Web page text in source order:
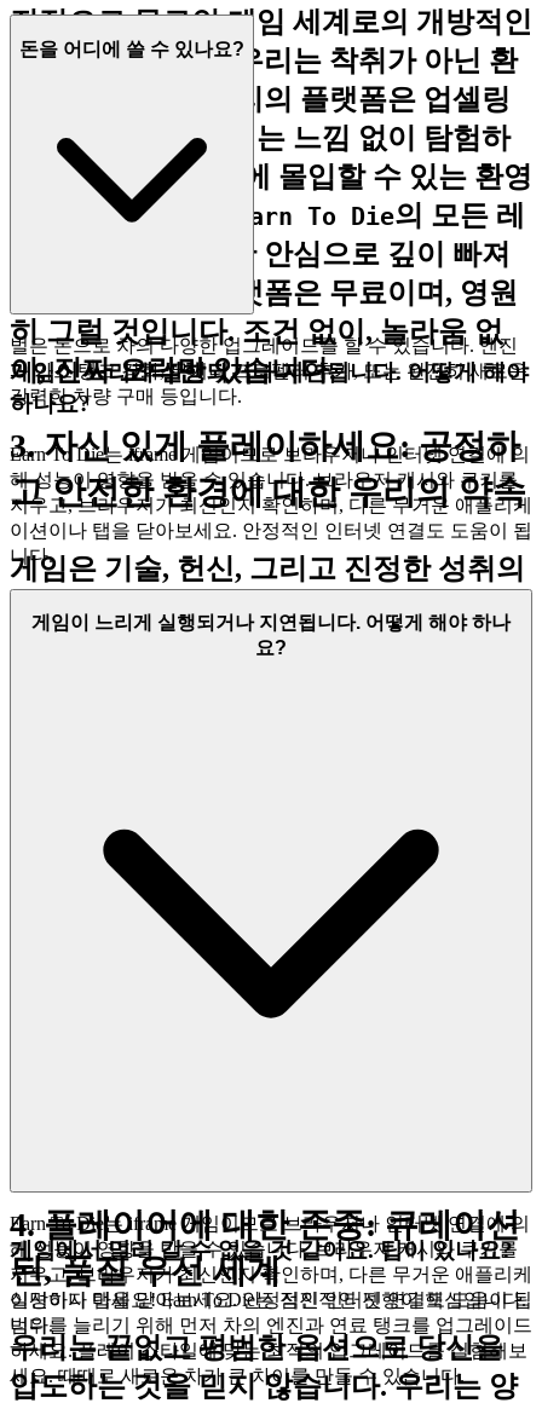
진정으로 무료인 게임 세계로의 개방적인
초대를 드립니다. 우리는 착취가 아닌 환
대에 믿습니다. 우리의 플랫폼은 업셀링
되거나 궁지에 몰리는 느낌 없이 탐험하
고, 실험하고, 경험에 몰입할 수 있는 환영
하는 공간입니다.
Earn To Die의 모든 레
벨과 전략에 완전한 안심으로 깊이 빠져
보세요. 우리의 플랫폼은 무료이며, 영원
히 그럴 것입니다. 조건 없이, 놀라움 없
이, 진짜 오락만 있습니다.
3. 자신 있게 플레이하세요: 공정하
고 안전한 환경에 대한 우리의 약속
게임은 기술, 헌신, 그리고 진정한 성취의
짜릿함에 관한 것입니다. 승리를 진정으
로 즐기려면, 플레이 필드가 평등하고 당
안 조치를 사용합니다. 치팅과 불공정한
관행은 여기에 자리가 없습니다. 모든 승
리가 노력으로 얻어진 것이고, 극복된 모
든 도전이 당신의 능력의 증거가 되도록
Earn To Die
4. 플레이어에 대한 존중: 큐레이션
된, 품질 우선 세계
우리는 끝없고 평범한 옵션으로 당신을
압도하는 것을 믿지 않습니다. 우리는 양
돈을 어디에 쓸 수 있나요?
벌은 돈으로 차의 다양한 업그레이드를 할 수 있습니다. 엔진
과 가스 탱크 강화, 무기나 프로펠러 추가, 또는 완전히 새로운
강력한 차량 구매 등입니다.
게임이 느리게 실행되거나 지연됩니다. 어떻게 해야
하나요?
Earn To Die는 iframe 게임이므로 브라우저나 인터넷 연결에 의
해 성능이 영향을 받을 수 있습니다. 브라우저 캐시와 쿠키를
지우고, 브라우저가 최신인지 확인하며, 다른 무거운 애플리케
이션이나 탭을 닫아보세요. 안정적인 인터넷 연결도 도움이 됩
니다.
게임이 느리게 실행되거나 지연됩니다. 어떻게 해야 하나
요?
Earn To Die는 iframe 게임이므로 브라우저나 인터넷 연결에 의
해 성능이 영향을 받을 수 있습니다. 브라우저 캐시와 쿠키를
지우고, 브라우저가 최신인지 확인하며, 다른 무거운 애플리케
이션이나 탭을 닫아보세요. 안정적인 인터넷 연결도 도움이 됩
니다.
게임에서 멀리 갈 수 없을 것 같아요. 팁이 있나요?
실망하지 마세요! Earn To Die는 점진적인 진행이 핵심입니다.
범위를 늘리기 위해 먼저 차의 엔진과 연료 탱크를 업그레이드
하세요. 플레이 스타일에 맞는 최적의 업그레이드를 실험해보
세요. 때때로 새로운 차가 큰 차이를 만들 수 있습니다.